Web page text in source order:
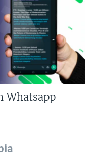
Whatsapp